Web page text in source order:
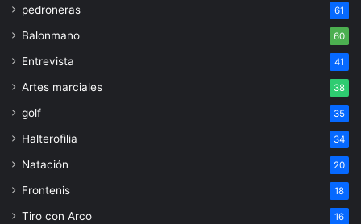
pedroneras 61
Balonmano 60
Entrevista 41
Artes marciales 38
golf 35
Halterofilia 34
Natación 20
Frontenis 18
Tiro con Arco 16